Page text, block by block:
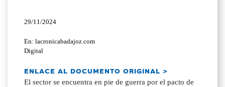
29/11/2024
En: lacronicabadajoz.com
Digital
ENLACE AL DOCUMENTO ORIGINAL >
El sector se encuentra en pie de guerra por el pacto de